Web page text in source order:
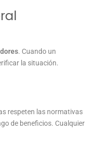
. Cuando un
la situación.
respeten las normativas
de beneficios. Cualquier